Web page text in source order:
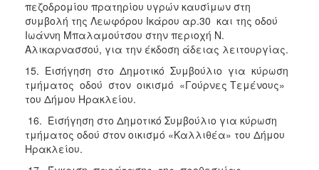
πεζοδρομίου πρατηρίου υγρών καυσίμων στη
συμβολή της Λεωφόρου Ικάρου αρ.30 και της οδού
Ιωάννη Μπαλαμούτσου στην περιοχή Ν.
Αλικαρνασσού, για την έκδοση άδειας λειτουργίας.
15. Εισήγηση στο Δημοτικό Συμβούλιο για κύρωση
τμήματος οδού στον οικισμό «Γούρνες Τεμένους»
του Δήμου Ηρακλείου.
16. Εισήγηση στο Δημοτικό Συμβούλιο για κύρωση
τμήματος οδού στον οικισμό «Καλλιθέα» του Δήμου
Ηρακλείου.